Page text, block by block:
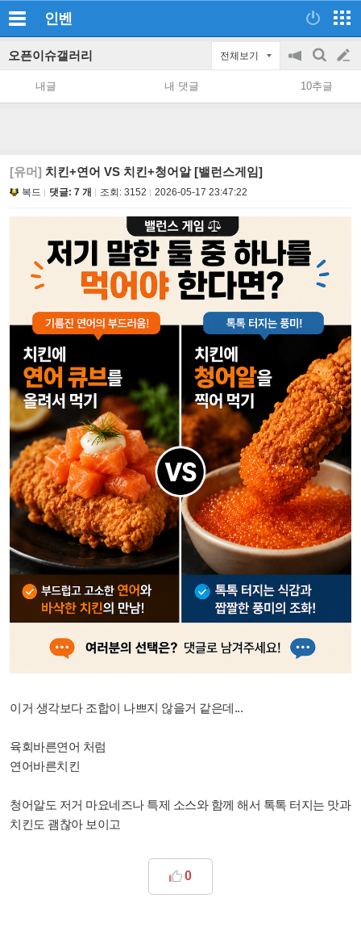
인벤
오픈이슈갤러리 전체보기
공
지
on/off
검
색
글
쓰
내글 내 댓글 10추글
[유머] 치킨+연어 VS 치킨+청어알 [밸런스게임]
복드 댓글: 7 개 조회: 3152 2026-05-17 23:47:22
이거 생각보다 조합이 나쁘지 않을거 같은데...
육회바른연어 처럼
연어바른치킨
청어알도 저거 마요네즈나 특제 소스와 함께 해서 톡톡 터지는 맛과
치킨도 괨찮아 보이고
0